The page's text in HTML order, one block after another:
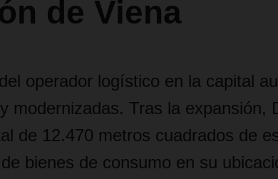
de Viena
operador logístico en la capital
modernizadas. Tras la expansión,
de 12.470 metros cuadrados de
bienes de consumo en su